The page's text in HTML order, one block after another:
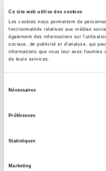
Ce site web utilise des cookies
Les cookies nous permettent de
fonctionnalités relatives aux médias
également des informations sur
sociaux, de publicité et d'analyse, qui
informations que vous leur avez
de leurs services.
Nécessaires
Préférences
Statistiques
Marketing
Développements récents